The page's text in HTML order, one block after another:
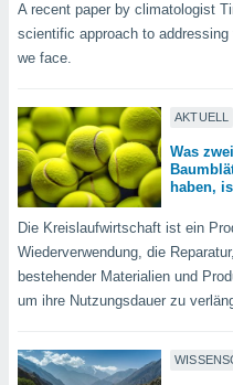
oder
um
dieser
Adressen
zu
und diese
Einige
eines
A recent paper by climatologist
scientific approach to
we face.
AKTUELL
Was
haben,
Die Kreislaufwirtschaft ist ein
Wiederverwendung, die
bestehender Materialien und
um ihre Nutzungsdauer zu